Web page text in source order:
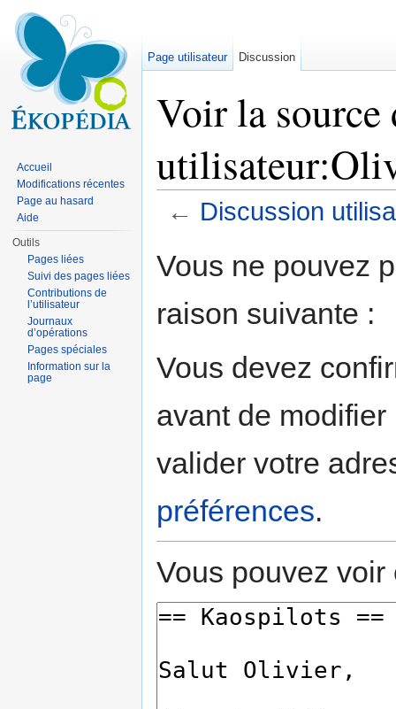
Voir la source
← Discussion
Vous ne pouvez
raison suivante :
Vous devez
avant de
valider votre
préférences.
Vous pouvez
Page utilisateur Discussion
Accueil
Modifications récentes
Page au hasard
Aide
Outils
Pages liées
Suivi des pages liées
Contributions de
l’utilisateur
Journaux
d’opérations
Pages spéciales
Information sur la
page